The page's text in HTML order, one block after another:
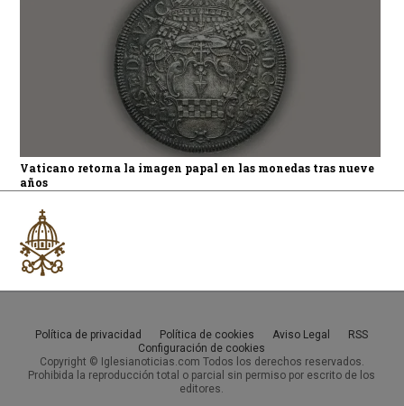
Vaticano retorna la imagen papal en las monedas tras nueve
años
Política de privacidad Política de cookies Aviso Legal
RSS
Configuración de cookies
Copyright © Iglesianoticias.com Todos los derechos reservados.
Prohibida la reproducción total o parcial sin permiso por escrito de los
editores.